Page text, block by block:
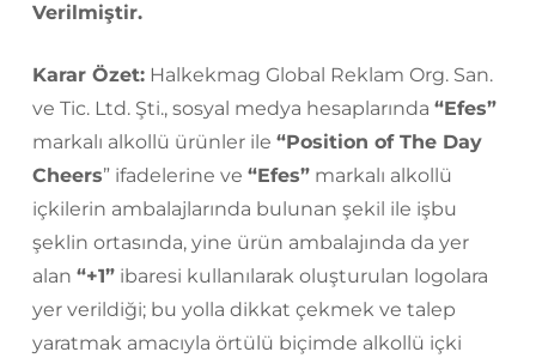
Verilmiştir.
Karar Özet:Halkekmag Global Reklam Org. San.
ve Tic. Ltd. Şti., sosyal medya hesaplarında “Efes”
markalı alkollü ürünler ile “Position of The Day
Cheers” ifadelerine ve “Efes”markalı alkollü
içkilerin ambalajlarında bulunan şekil ile işbu
şeklin ortasında, yine ürün ambalajında da yer
alan “+1”ibaresi kullanılarak oluşturulan logolara
yer verildiği; bu yolla dikkat çekmek ve talep
yaratmak amacıyla örtülü biçimde alkollü içki